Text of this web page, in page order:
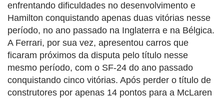
enfrentando dificuldades no desenvolvimento e
Hamilton conquistando apenas duas vitórias nesse
período, no ano passado na Inglaterra e na Bélgica.
A Ferrari, por sua vez, apresentou carros que
ficaram próximos da disputa pelo título nesse
mesmo período, com o SF-24 do ano passado
conquistando cinco vitórias. Após perder o título de
construtores por apenas 14 pontos para a McLaren